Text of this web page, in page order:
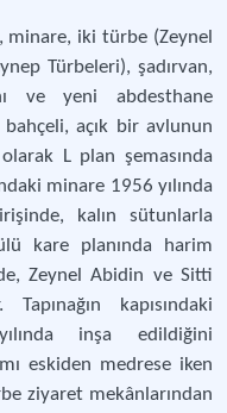
minare, iki türbe (Zeynel
Türbeleri), şadırvan,
ve yeni abdesthane
bahçeli, açık bir avlunun
L plan şemasında
minare 1956 yılında
kalın sütunlarla
kare planında harim
Zeynel Abidin ve Sitti
kapısındaki
inşa edildiğini
eskiden medrese iken
ziyaret mekânlarından